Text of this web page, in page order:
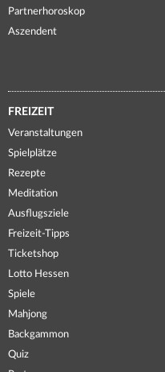
Partnerhoroskop
Aszendent
FREIZEIT
Veranstaltungen
Spielplätze
Rezepte
Meditation
Ausflugsziele
Freizeit-Tipps
Ticketshop
Lotto Hessen
Spiele
Mahjong
Backgammon
Quiz